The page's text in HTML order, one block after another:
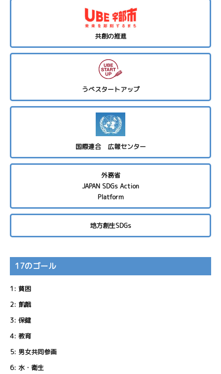
共創の推進
うべスタートアップ
国際連合 広報センター
外務省
JAPAN SDGs Action
Platform
地方創生SDGs
17のゴール
1: 貧困
2: 飢餓
3: 保健
4: 教育
5: 男女共同参画
6: 水・衛生